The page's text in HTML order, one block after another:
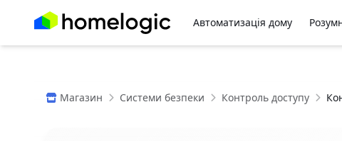
Автоматизація дому
Магазин Системи безпеки Контроль доступу